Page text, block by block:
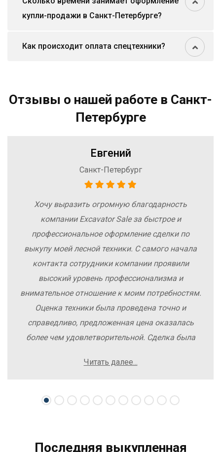
купли-продажи в Санкт-Петербурге?
Как происходит оплата спецтехники?
Отзывы о нашей работе в Санкт-
Петербурге
Евгений
Санкт-Петербург
Хочу выразить огромную благодарность
компании Excavator Sale за быстрое и
профессиональное оформление сделки по
выкупу моей лесной техники. С самого начала
контакта сотрудники компании проявили
высокий уровень профессионализма и
внимательное отношение к моим потребностям.
Оценка техники была проведена точно и
справедливо, предложенная цена оказалась
более чем удовлетворительной. Сделка была
осложнений. Рекомендую компанию Excavator
свою спецтехнику.
Читать далее...
Последняя выкупленная